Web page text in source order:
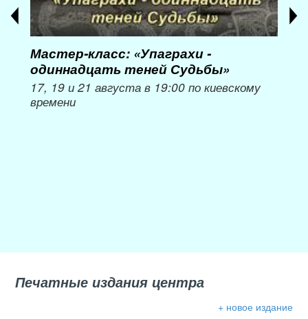
Мастер-класс: «Упаграхи -
одиннадцать теней Судьбы»
17, 19 и 21 августа в 19:00 по киевскому
времени
Печатные издания центра
+ новое издание